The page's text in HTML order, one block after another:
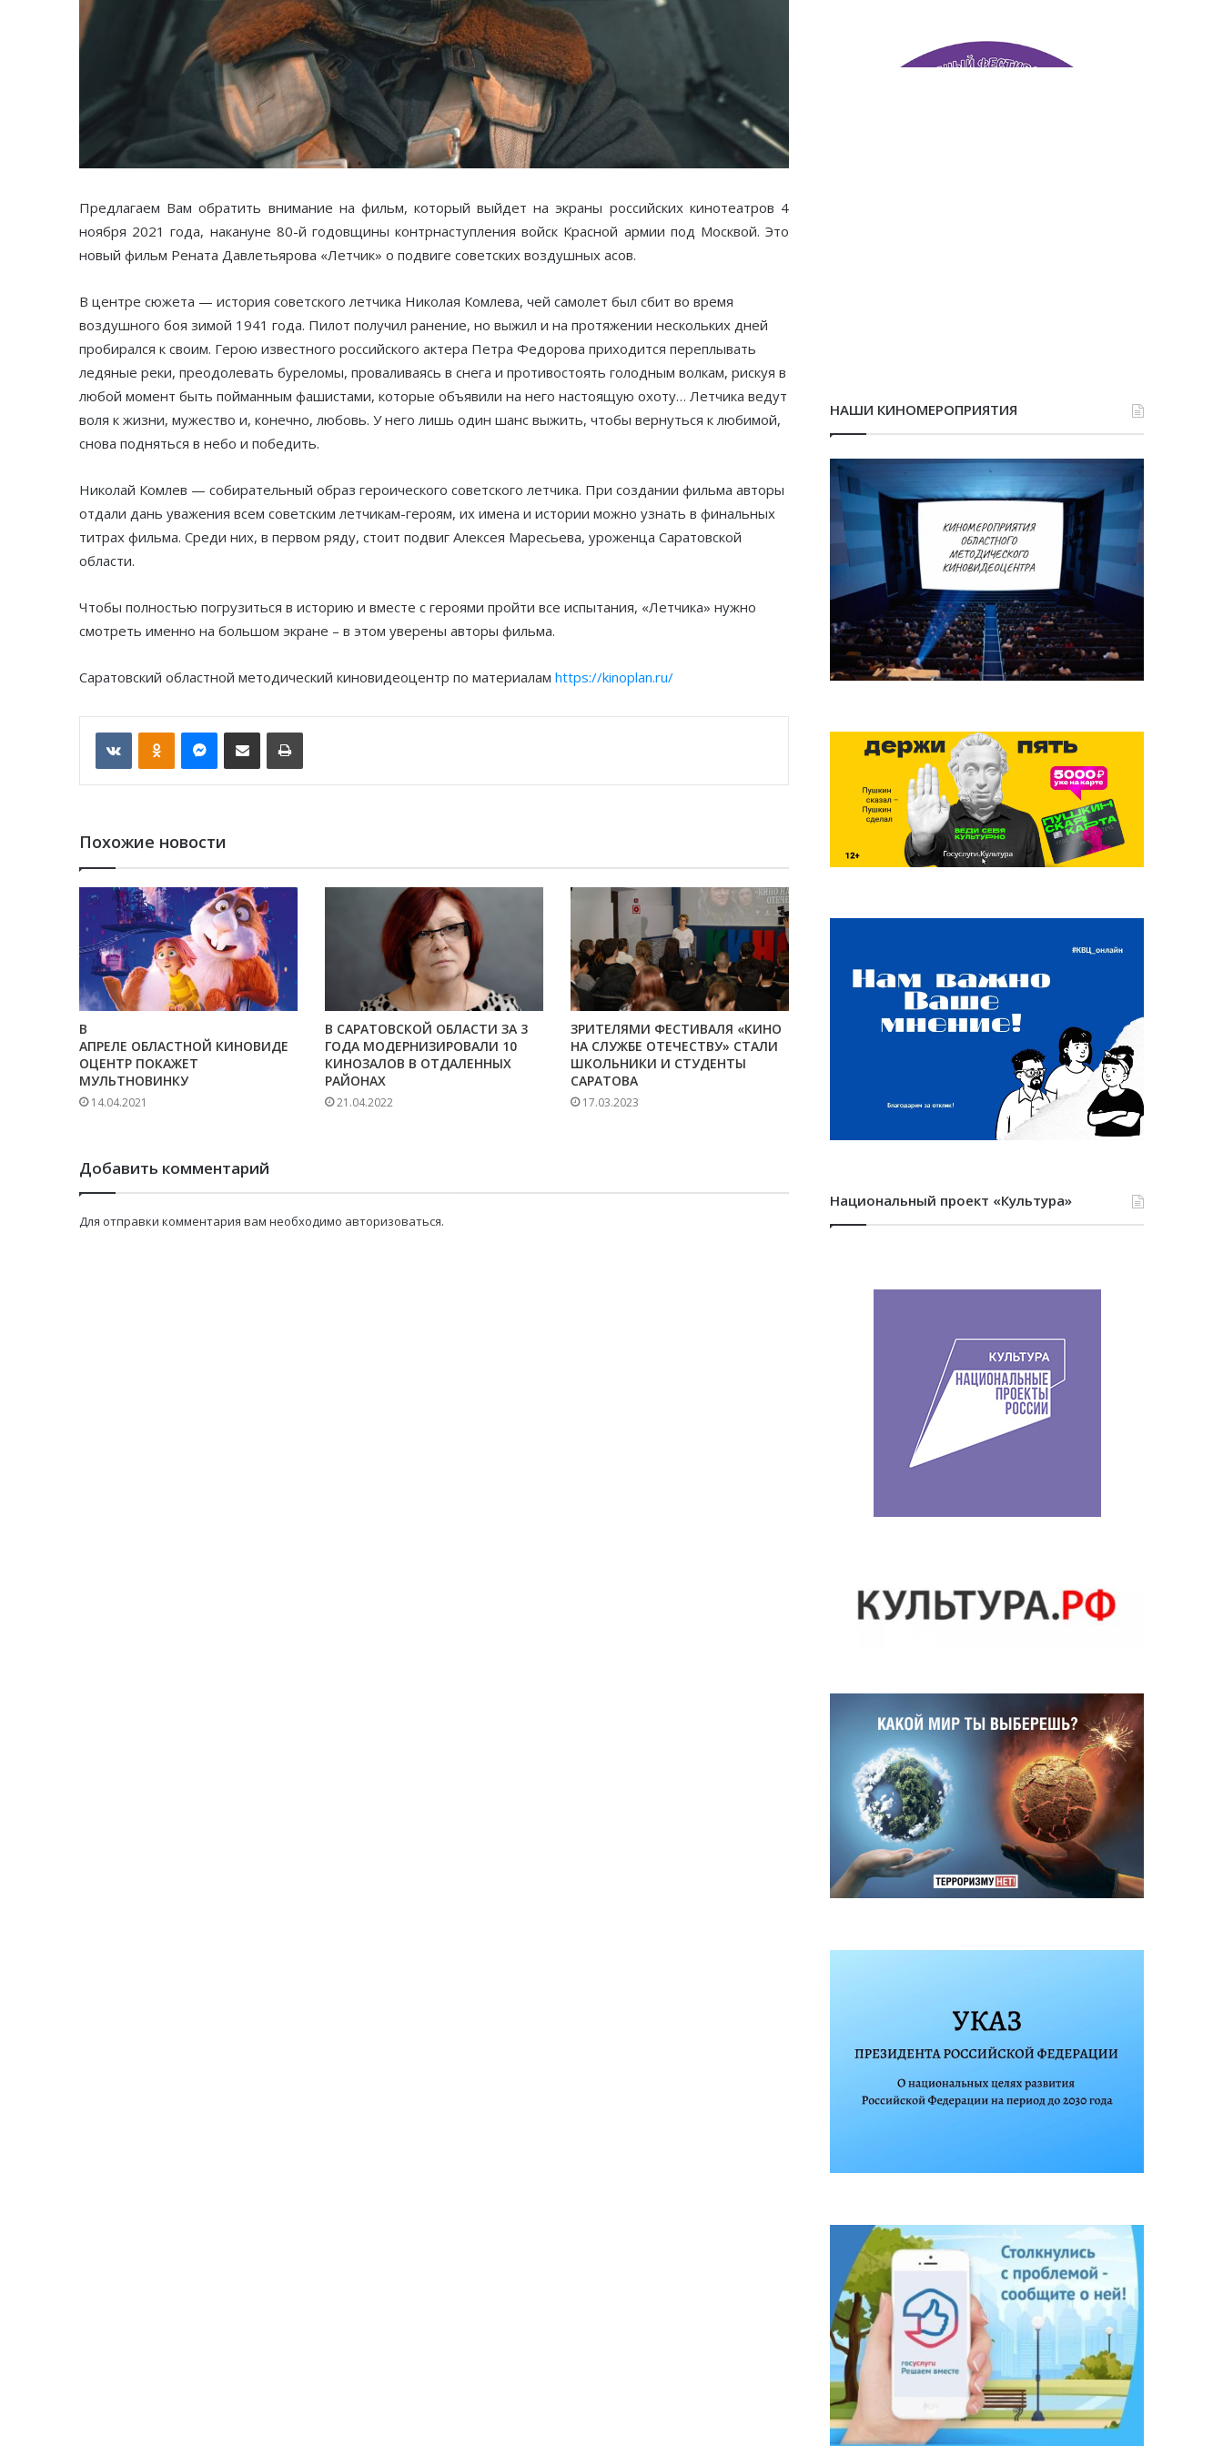
Предлагаем Вам обратить внимание на фильм, который выйдет на экраны российских кинотеатров 4
ноября 2021 года, накануне 80-й годовщины контрнаступления войск Красной армии под Москвой. Это
новый фильм Рената Давлетьярова «Летчик» о подвиге советских воздушных асов.
В центре сюжета — история советского летчика Николая Комлева, чей самолет был сбит во время
воздушного боя зимой 1941 года. Пилот получил ранение, но выжил и на протяжении нескольких дней
пробирался к своим. Герою известного российского актера Петра Федорова приходится переплывать
ледяные реки, преодолевать буреломы, проваливаясь в снега и противостоять голодным волкам, рискуя в
любой момент быть пойманным фашистами, которые объявили на него настоящую охоту… Летчика ведут
воля к жизни, мужество и, конечно, любовь. У него лишь один шанс выжить, чтобы вернуться к любимой,
снова подняться в небо и победить.
Николай Комлев — собирательный образ героического советского летчика. При создании фильма авторы
отдали дань уважения всем советским летчикам-героям, их имена и истории можно узнать в финальных
титрах фильма. Среди них, в первом ряду, стоит подвиг Алексея Маресьева, уроженца Саратовской
области.
Чтобы полностью погрузиться в историю и вместе с героями пройти все испытания, «Летчика» нужно
смотреть именно на большом экране – в этом уверены авторы фильма.
Саратовский областной методический киновидеоцентр по материалам https://kinoplan.ru/
VKontakte
Похожие новости
В
АПРЕЛЕ ОБЛАСТНОЙ КИНОВИДЕ
ОЦЕНТР ПОКАЖЕТ
МУЛЬТНОВИНКУ
14.04.2021
В САРАТОВСКОЙ ОБЛАСТИ ЗА 3
ГОДА МОДЕРНИЗИРОВАЛИ 10
КИНОЗАЛОВ В ОТДАЛЕННЫХ
РАЙОНАХ
21.04.2022
ЗРИТЕЛЯМИ ФЕСТИВАЛЯ «КИНО
НА СЛУЖБЕ ОТЕЧЕСТВУ» СТАЛИ
ШКОЛЬНИКИ И СТУДЕНТЫ
САРАТОВА
17.03.2023
Добавить комментарий
Для отправки комментария вам необходимо авторизоваться.
НАШИ КИНОМЕРОПРИЯТИЯ
Национальный проект «Культура»